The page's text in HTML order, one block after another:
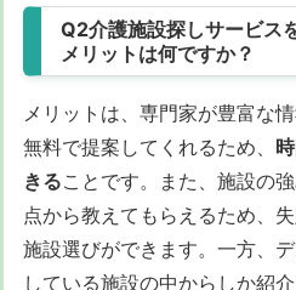
Q2介護施設探しサービス
メリットは何ですか？
メリットは、専門家が豊富な
無料で提案してくれるため、
きることです。また、施設の
点から教えてもらえるため、
施設選びができます。一方、
している施設の中からしか紹